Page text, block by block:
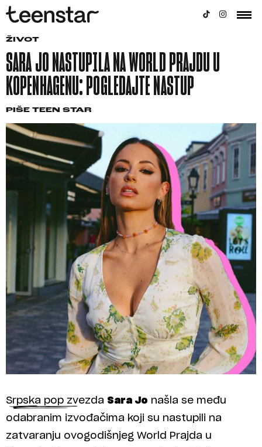
ŽIVOT
SARA JO NASTUPILA NA WORLD PRAJDU U
KOPENHAGENU: POGLEDAJTE NASTUP
PIŠE TEEN STAR
Srpska pop zvezda Sara Jo našla se među
odabranim izvođačima koji su nastupili na
zatvaranju ovogodišnjeg World Prajda u